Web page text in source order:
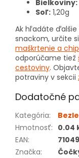
Bielkoviny:
Soľ: 1,20g
Ak hľadáte
snackom, určite
maškrtenie a
odporúčame tiež
cestoviny.
potraviny v sekcii
Dodatočné
Kategória:
Hmotnosť: 0.04
EAN:
Značka: